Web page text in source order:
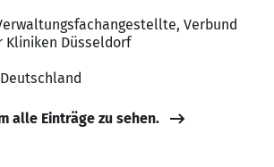
Verbund
Kliniken Düsseldorf
alle Einträge zu sehen.